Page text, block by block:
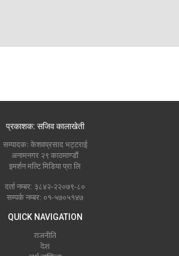
प्रकाशक: सजिव कालाखेती
सम्पादकः केशवप्रसाद भट्टराई
अनामनगर २९ काठमाण्डौं
इमर्शन मल्टि मिडिया प्रा लि
दर्ता नम्बर: ३८४२-२२०७९-८०
सम्पर्क नम्बर: ०१-५७०५१४७
QUICK NAVIGATION
राजनीति
देश